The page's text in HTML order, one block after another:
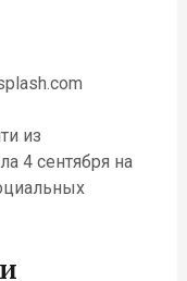
из
4 сентября на